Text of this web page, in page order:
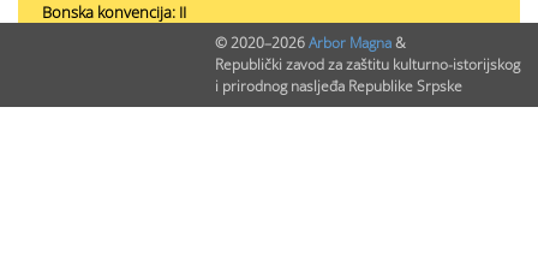
Bonska konvencija: II
PODACI O NALAZIMA (ukupno 0)
© 2020–2026Arbor Magna&
Republički zavod za zaštitu kulturno-istorijskog
i prirodnog nasljeđa Republike Srpske